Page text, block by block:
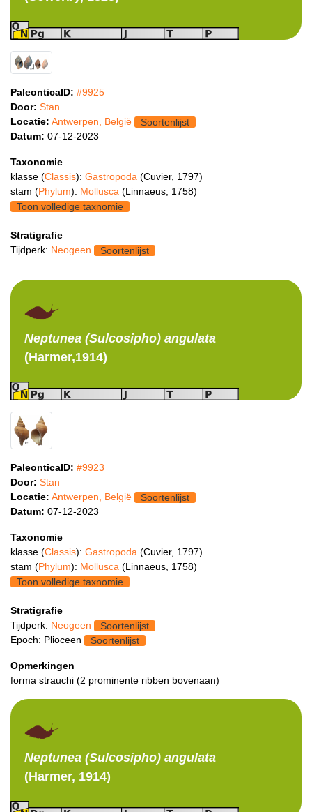
PaleonticaID: #9925
Door: Stan
Locatie: Antwerpen, België
Soortenlijst
Datum: 07-12-2023
Taxonomie
klasse (Classis): Gastropoda (Cuvier, 1797)
stam (Phylum): Mollusca (Linnaeus, 1758)
Toon volledige taxnomie
Stratigrafie
Tijdperk: Neogeen Soortenlijst
Neptunea (Sulcosipho) angulata
(Harmer,1914)
PaleonticaID: #9923
Door: Stan
Locatie: Antwerpen, België
Soortenlijst
Datum: 07-12-2023
Taxonomie
klasse (Classis): Gastropoda (Cuvier, 1797)
stam (Phylum): Mollusca (Linnaeus, 1758)
Toon volledige taxnomie
Stratigrafie
Tijdperk: Neogeen
Soortenlijst
Epoch: Plioceen
Soortenlijst
Opmerkingen
forma strauchi (2 prominente ribben bovenaan)
Neptunea (Sulcosipho) angulata
(Harmer, 1914)